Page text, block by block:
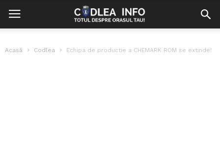
Acasă Codlea Echipa de productie a CHEMARK ROM se extinde!